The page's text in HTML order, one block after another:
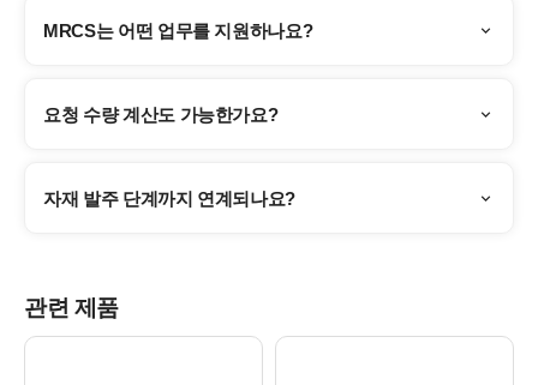
MRCS는 어떤 업무를 지원하나요?
요청 수량 계산도 가능한가요?
자재 발주 단계까지 연계되나요?
관련 제품